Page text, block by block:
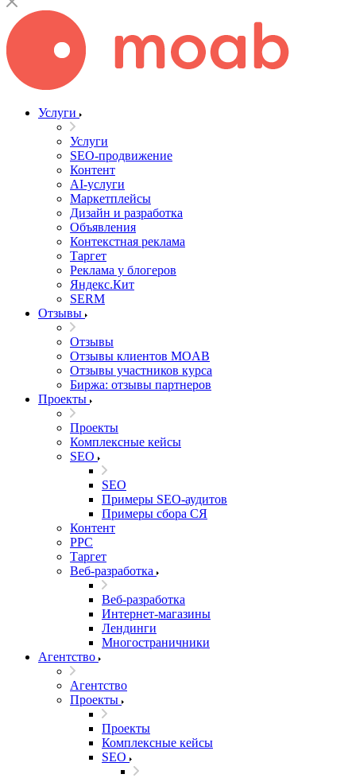
Услуги
Услуги
SEO-продвижение
Контент
AI-услуги
Маркетплейсы
Дизайн и разработка
Объявления
Контекстная реклама
Таргет
Реклама у блогеров
Яндекс.Кит
SERM
Отзывы
Отзывы
Отзывы клиентов MOAB
Отзывы участников курса
Биржа: отзывы партнеров
Проекты
Проекты
Комплексные кейсы
SEO
SEO
Примеры SEO-аудитов
Примеры сбора СЯ
Контент
PPC
Таргет
Веб-разработка
Веб-разработка
Интернет-магазины
Лендинги
Многостраничники
Агентство
Агентство
Проекты
Проекты
Комплексные кейсы
SEO